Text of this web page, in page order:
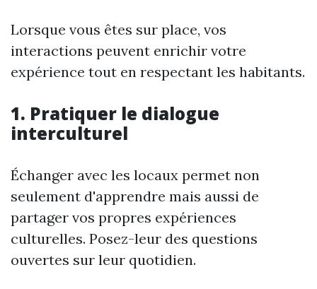
Lorsque vous êtes sur place, vos
interactions peuvent enrichir votre
expérience tout en respectant les habitants.
1. Pratiquer le dialogue
interculturel
Échanger avec les locaux permet non
seulement d'apprendre mais aussi de
partager vos propres expériences
culturelles. Posez-leur des questions
ouvertes sur leur quotidien.